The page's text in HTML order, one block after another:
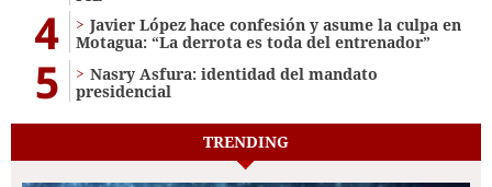
4
Javier López hace confesión y asume la culpa en
Motagua: “La derrota es toda del entrenador”
5
Nasry Asfura: identidad del mandato
presidencial
TRENDING